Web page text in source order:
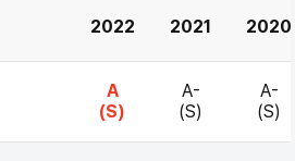
2022 2021 2020
A
(S)
A-
(S)
A-
(S)